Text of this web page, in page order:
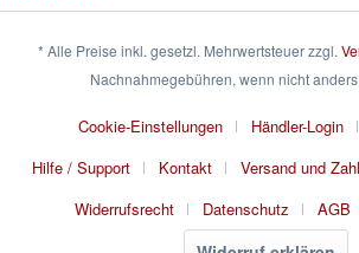
* Alle Preise inkl. gesetzl. Mehrwertsteuer zzgl.
Nachnahmegebühren, wenn nicht
Cookie-Einstellungen Händler-Login
Hilfe / Support
Kontakt
Versand und
Widerrufsrecht
Datenschutz AGB